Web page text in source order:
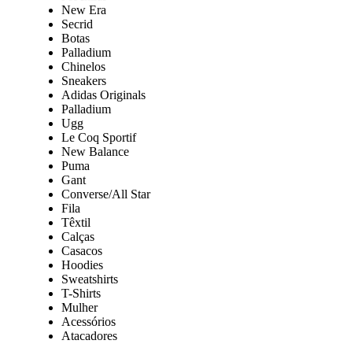
New Era
Secrid
Botas
Palladium
Chinelos
Sneakers
Adidas Originals
Palladium
Ugg
Le Coq Sportif
New Balance
Puma
Gant
Converse/All Star
Fila
Têxtil
Calças
Casacos
Hoodies
Sweatshirts
T-Shirts
Mulher
Acessórios
Atacadores